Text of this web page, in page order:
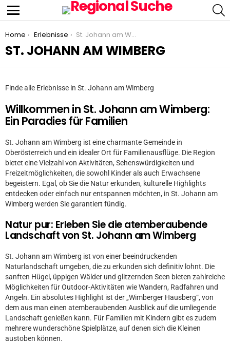
Menu
You are here:
Home Erlebnisse St. Johann am Wimberg
ST. JOHANN AM WIMBERG
Finde alle Erlebnisse in St. Johann am Wimberg
Willkommen in St. Johann am Wimberg:
Ein Paradies für Familien
St. Johann am Wimberg ist eine charmante Gemeinde in
Oberösterreich und ein idealer Ort für Familienausflüge. Die Region
bietet eine Vielzahl von Aktivitäten, Sehenswürdigkeiten und
Freizeitmöglichkeiten, die sowohl Kinder als auch Erwachsene
begeistern. Egal, ob Sie die Natur erkunden, kulturelle Highlights
entdecken oder einfach nur entspannen möchten, in St. Johann am
Wimberg werden Sie garantiert fündig.
Natur pur: Erleben Sie die atemberaubende
Landschaft von St. Johann am Wimberg
St. Johann am Wimberg ist von einer beeindruckenden
Naturlandschaft umgeben, die zu erkunden sich definitiv lohnt. Die
sanften Hügel, üppigen Wälder und glitzernden Seen bieten zahlreiche
Möglichkeiten für Outdoor-Aktivitäten wie Wandern, Radfahren und
Angeln. Ein absolutes Highlight ist der „Wimberger Hausberg“, von
dem aus man einen atemberaubenden Ausblick auf die umliegende
Landschaft genießen kann. Für Familien mit Kindern gibt es zudem
mehrere wunderschöne Spielplätze, auf denen sich die Kleinen
austoben können.